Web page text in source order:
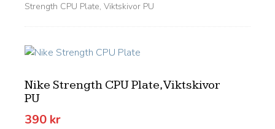
Strength CPU Plate, Viktskivor PU
Nike Strength CPU Plate, Viktskivor
PU
390 kr